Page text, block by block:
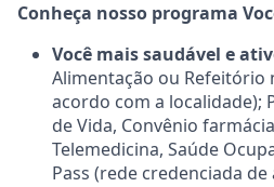
Conheça nosso programa
Você mais saudável e
Alimentação ou Refeitório
acordo com a localidade);
de Vida, Convênio
Telemedicina, Saúde
Pass (rede credenciada de